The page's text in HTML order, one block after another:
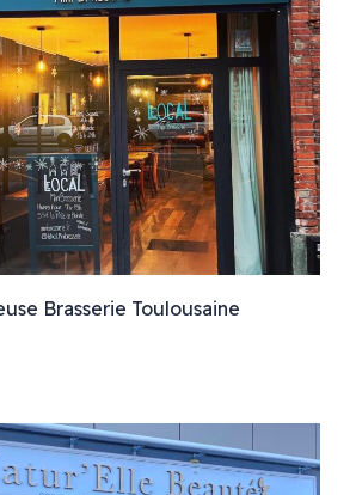
Brasserie Toulousaine